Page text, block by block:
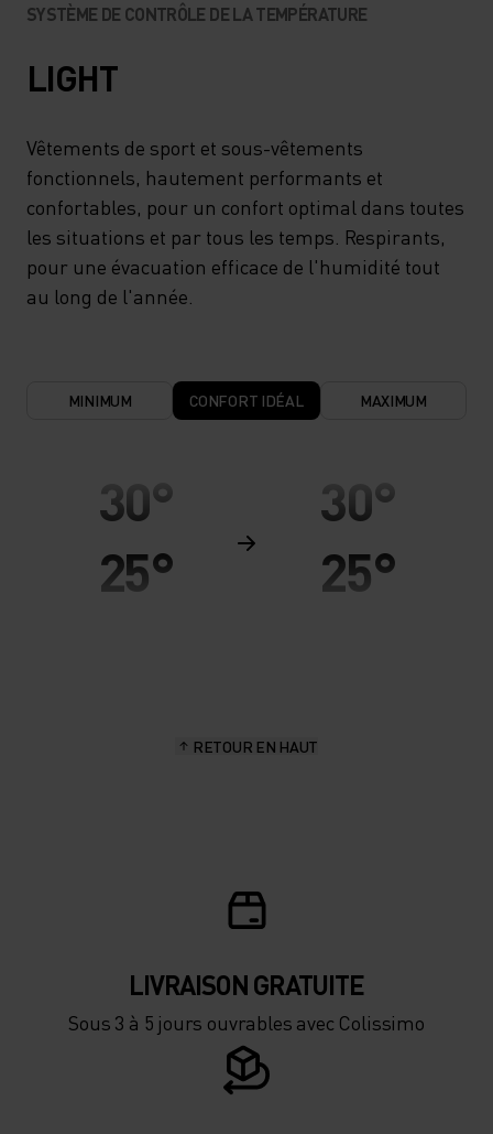
SYSTÈME DE CONTRÔLE DE LA TEMPÉRATURE
LIGHT
Vêtements de sport et sous-vêtements
fonctionnels, hautement performants et
confortables, pour un confort optimal dans toutes
les situations et par tous les temps. Respirants,
pour une évacuation efficace de l'humidité tout
au long de l'année.
MINIMUM CONFORT IDÉAL MAXIMUM
30°
25°
-5°
30°
25°
-5°
RETOUR EN HAUT
LIVRAISON GRATUITE
Sous 3 à 5 jours ouvrables avec Colissimo